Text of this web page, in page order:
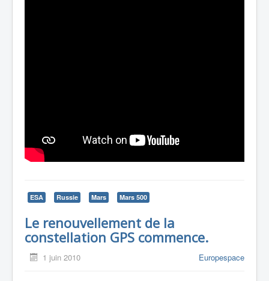
ESA Russie Mars Mars 500
Le renouvellement de la
constellation GPS commence.
1 juin 2010 Europespace